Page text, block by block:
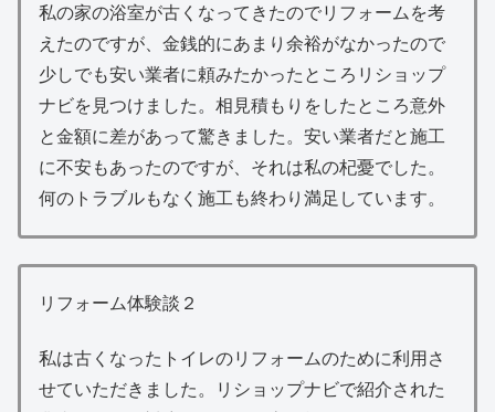
私の家の浴室が古くなってきたのでリフォームを考
えたのですが、金銭的にあまり余裕がなかったので
少しでも安い業者に頼みたかったところリショップ
ナビを見つけました。相見積もりをしたところ意外
と金額に差があって驚きました。安い業者だと施工
に不安もあったのですが、それは私の杞憂でした。
何のトラブルもなく施工も終わり満足しています。
リフォーム体験談２
私は古くなったトイレのリフォームのために利用さ
せていただきました。リショップナビで紹介された